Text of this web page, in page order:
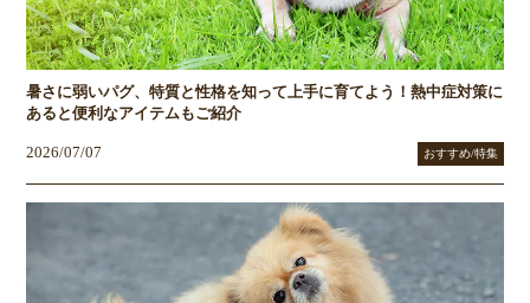
暑さに弱いパグ、特質と性格を知って上手に育てよう！熱中症対策に
あると便利なアイテムもご紹介
2026/07/07 おすすめ/特集